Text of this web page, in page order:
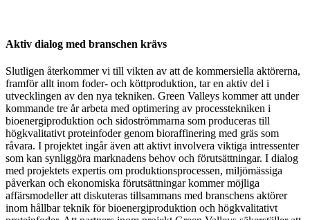
Aktiv dialog med branschen krävs
Slutligen återkommer vi till vikten av att de kommersiella aktörerna,
framför allt inom foder- och köttproduktion, tar en aktiv del i
utvecklingen av den nya tekniken. Green Valleys kommer att under
kommande tre år arbeta med optimering av processtekniken i
bioenergiproduktion och sidoströmmarna som produceras till
högkvalitativt proteinfoder genom bioraffinering med gräs som
råvara. I projektet ingår även att aktivt involvera viktiga intressenter
som kan synliggöra marknadens behov och förutsättningar. I dialog
med projektets expertis om produktionsprocessen, miljömässiga
påverkan och ekonomiska förutsättningar kommer möjliga
affärsmodeller att diskuteras tillsammans med branschens aktörer
inom hållbar teknik för bioenergiproduktion och högkvalitativt